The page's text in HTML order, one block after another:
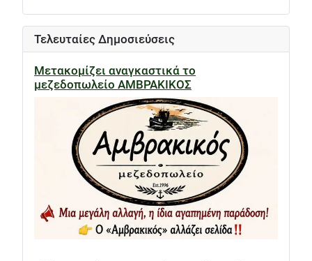
Τελευταίες Δημοσιεύσεις
Μετακομίζει αναγκαστικά το
μεζεδοπωλείο ΑΜΒΡΑΚΙΚΟΣ